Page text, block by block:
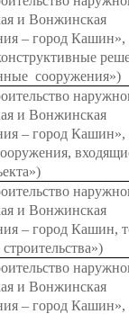
и Вонжинская
– город
сооружения»)
и Вонжинская
– город
и Вонжинская
– город Кашин,
и Вонжинская
– город